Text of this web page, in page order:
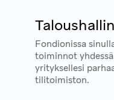
Fondionissa
toiminnot
yrityksellesi
tilitoimiston.